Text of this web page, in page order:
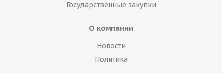
Государственные закупки
О компании
Новости
Политика